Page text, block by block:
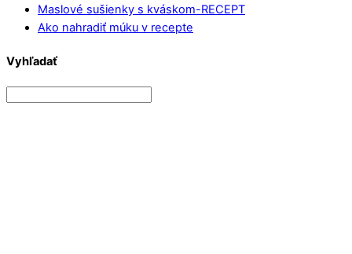
Maslové sušienky s kváskom-RECEPT
Ako nahradiť múku v recepte
Vyhľadať